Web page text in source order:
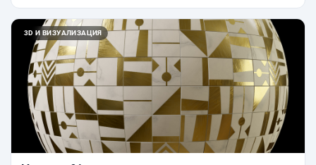
3D И ВИЗУАЛИЗАЦИЯ